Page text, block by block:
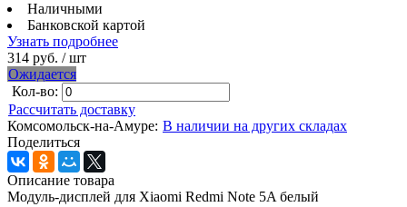
Наличными
Банковской картой
Узнать подробнее
314 руб. / шт
Ожидается
Кол-во:
Рассчитать доставку
Комсомольск-на-Амуре: В наличии на других складах
Поделиться
Описание товара
Модуль-дисплей для Xiaomi Redmi Note 5A белый